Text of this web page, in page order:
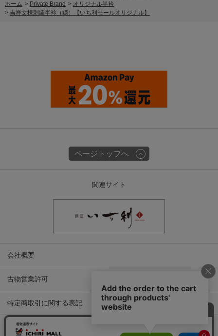
ホーム > Private Brand > オリジナル半衿
> 吉祥文様刺繍半衿（鱗）【いち利モールオリジナル】
ページトップへ
関連サイト
会社概要
古物営業許可
特定商取引に関する表記
プライバシーポリシー